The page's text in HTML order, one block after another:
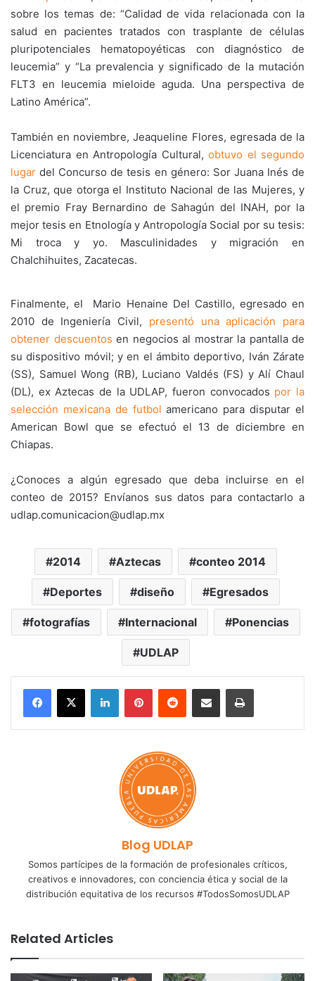
sobre los temas de: “Calidad de vida relacionada con la
salud en pacientes tratados con trasplante de células
pluripotenciales hematopoyéticas con diagnóstico de
leucemia” y “La prevalencia y significado de la mutación
FLT3 en leucemia mieloide aguda. Una perspectiva de
Latino América”.
También en noviembre, Jeaqueline Flores, egresada de la
Licenciatura en Antropología Cultural, obtuvo el segundo
lugar del Concurso de tesis en género: Sor Juana Inés de
la Cruz, que otorga el Instituto Nacional de las Mujeres, y
el premio Fray Bernardino de Sahagún del INAH, por la
mejor tesis en Etnología y Antropología Social por su tesis:
Mi troca y yo. Masculinidades y migración en
Chalchihuites, Zacatecas.
Finalmente, el Mario Henaine Del Castillo, egresado en
2010 de Ingeniería Civil, presentó una aplicación para
obtener descuentos en negocios al mostrar la pantalla de
su dispositivo móvil; y en el ámbito deportivo, Iván Zárate
(SS), Samuel Wong (RB), Luciano Valdés (FS) y Alí Chaul
(DL), ex Aztecas de la UDLAP, fueron convocados por la
selección mexicana de futbol americano para disputar el
American Bowl que se efectuó el 13 de diciembre en
Chiapas.
¿Conoces a algún egresado que deba incluirse en el
conteo de 2015? Envíanos sus datos para contactarlo a
udlap.comunicacion@udlap.mx
2014 Aztecas conteo 2014
Deportes diseño Egresados
fotografías Internacional Ponencias
UDLAP
LinkedInPinterestReddit Share via Email Print
Blog UDLAP
Somos partícipes de la formación de profesionales críticos,
creativos e innovadores, con conciencia ética y social de la
distribución equitativa de los recursos #TodosSomosUDLAP
Related Articles